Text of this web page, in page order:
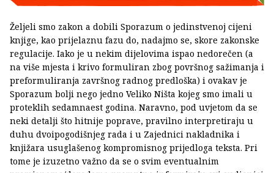
Željeli smo zakon a dobili Sporazum o jedinstvenoj cijeni
knjige, kao prijelaznu fazu do, nadajmo se, skore zakonske
regulacije. Iako je u nekim dijelovima ispao nedorečen (a
na više mjesta i krivo formuliran zbog površnog sažimanja i
preformuliranja završnog radnog predloška) i ovakav je
Sporazum bolji nego jedno Veliko Ništa kojeg smo imali u
proteklih sedamnaest godina. Naravno, pod uvjetom da se
neki detalji što hitnije poprave, pravilno interpretiraju u
duhu dvoipogodišnjeg rada i u Zajednici nakladnika i
knjižara usuglašenog kompromisnog prijedloga teksta. Pri
tome je izuzetno važno da se o svim eventualnim